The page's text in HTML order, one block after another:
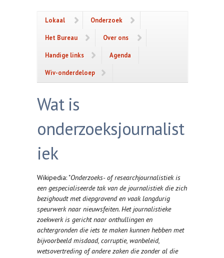
Lokaal Onderzoek
Het Bureau Over ons
Handige links Agenda
Wiv-onderdeloep
Wat is
onderzoeksjournalist
iek
Wikipedia: "Onderzoeks- of researchjournalistiek is
een gespecialiseerde tak van de journalistiek die zich
bezighoudt met diepgravend en vaak langdurig
speurwerk naar nieuwsfeiten. Het journalistieke
zoekwerk is gericht naar onthullingen en
achtergronden die iets te maken kunnen hebben met
bijvoorbeeld misdaad, corruptie, wanbeleid,
wetsovertreding of andere zaken die zonder al die